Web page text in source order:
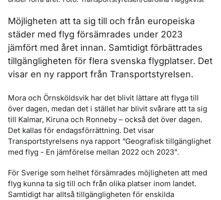
Möjligheten att ta sig till och från europeiska
städer med flyg försämrades under 2023
jämfört med året innan. Samtidigt förbättrades
tillgängligheten för flera svenska flygplatser. Det
visar en ny rapport från Transportstyrelsen.
Mora och Örnsköldsvik har det blivit lättare att flyga till
över dagen, medan det i stället har blivit svårare att ta sig
till Kalmar, Kiruna och Ronneby – också det över dagen.
Det kallas för endagsförrättning. Det visar
Transportstyrelsens nya rapport ”Geografisk tillgänglighet
med flyg - En jämförelse mellan 2022 och 2023”.
För Sverige som helhet försämrades möjligheten att med
flyg kunna ta sig till och från olika platser inom landet.
Samtidigt har alltså tillgängligheten för enskilda